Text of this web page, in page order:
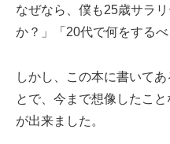
なぜなら、僕も25歳サラ
か？」「20代で何をする
しかし、この本に書いて
とで、今まで想像したこ
が出来ました。